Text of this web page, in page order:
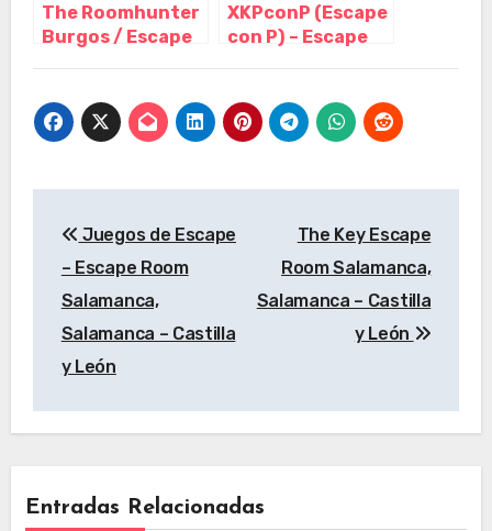
The Roomhunter
Burgos / Escape
Castilla y León
XKPconP (Escape
con P) – Escape
Castilla y León
entradas
Juegos de Escape
– Escape Room
Salamanca,
Salamanca – Castilla
y León
The Key Escape
Room Salamanca,
Salamanca – Castilla
y León
Entradas Relacionadas